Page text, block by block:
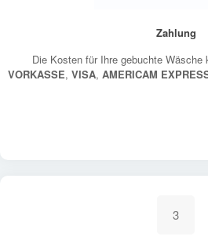
Zahlung
Die Kosten für Ihre gebuchte Wäsche
VORKASSE, VISA, AMERICAM
3